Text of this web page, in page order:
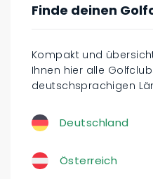
Finde deinen
Kompakt und
Ihnen hier alle
deutschsprachigen
Deutschland
Österreich